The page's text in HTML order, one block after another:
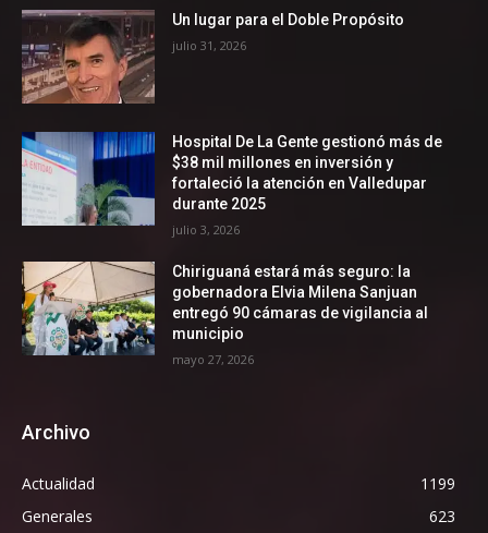
Un lugar para el Doble Propósito
julio 31, 2026
Hospital De La Gente gestionó más de
$38 mil millones en inversión y
fortaleció la atención en Valledupar
durante 2025
julio 3, 2026
Chiriguaná estará más seguro: la
gobernadora Elvia Milena Sanjuan
entregó 90 cámaras de vigilancia al
municipio
mayo 27, 2026
Archivo
Actualidad
1199
Generales
623